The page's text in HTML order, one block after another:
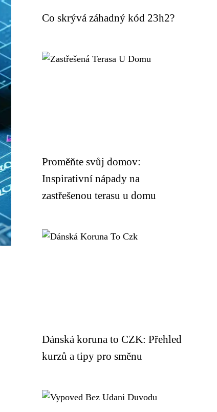
Co skrývá záhadný kód 23h2?
Proměňte svůj domov:
Inspirativní nápady na
zastřešenou terasu u domu
Dánská koruna to CZK: Přehled
kurzů a tipy pro směnu